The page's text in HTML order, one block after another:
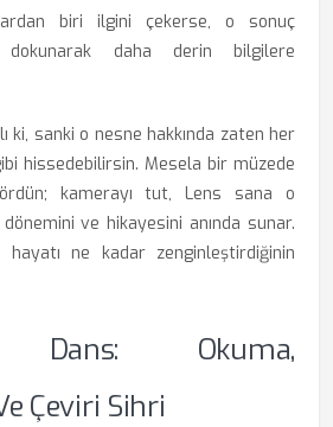
biri ilgini çekerse, o sonuç
dokunarak daha derin bilgilere
ki, sanki o nesne hakkında zaten her
hissedebilirsin. Mesela bir müzede
kamerayı tut, Lens sana o
dönemini ve hikayesini anında sunar.
ne kadar zenginleştirdiğinin
Dans: Okuma,
Çeviri Sihri